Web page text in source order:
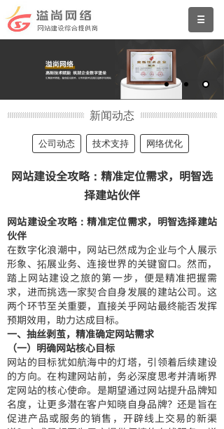
新闻动态
公司动态 技术支持 网络优化
网站建设全攻略：精准定位需求，明智选
择建站伙伴
网站建设全攻略：精准定位需求，明智选择建站
伙伴
在数字化浪潮中，网站已然成为企业与个人展示
形象、拓展业务、连接世界的关键窗口。然而，
踏上网站建设之旅的第一步，便是精准把握需
求，进而挑选一家契合自身发展的建站公司。这
两个环节至关重要，直接关乎网站最终能否发挥
预期效用，助力达成目标。
一、抽丝剥茧，精准确定网站需求
（一）明确网站核心目标
网站的目标犹如航海中的灯塔，引领着后续建设
的方向。在构建网站前，务必深度思考并清晰界
定网站的核心使命。是期望通过网站提升品牌知
名度，让更多潜在客户知晓自身品牌？还是旨在
促进产品或服务的销售，开辟线上交易的新渠